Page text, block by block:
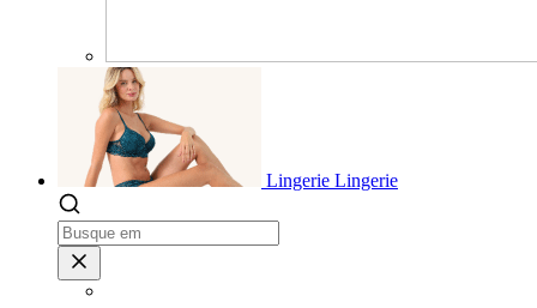
Lingerie Lingerie